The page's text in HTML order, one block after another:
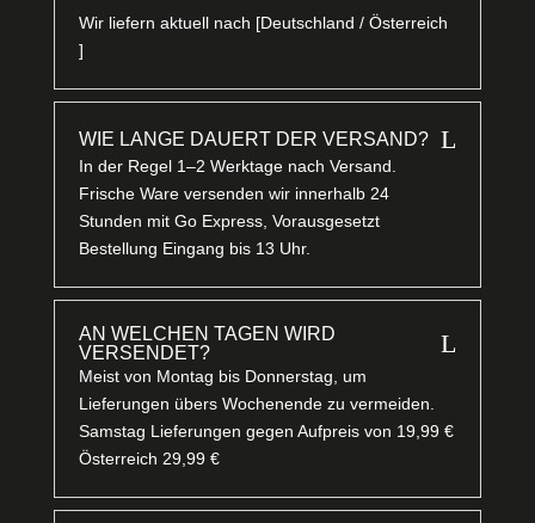
Wir liefern aktuell nach [Deutschland / Österreich
]
WIE LANGE DAUERT DER VERSAND? L
In der Regel 1–2 Werktage nach Versand.
Frische Ware versenden wir innerhalb 24
Stunden mit Go Express, Vorausgesetzt
Bestellung Eingang bis 13 Uhr.
AN WELCHEN TAGEN WIRD
VERSENDET?
L
Meist von Montag bis Donnerstag, um
Lieferungen übers Wochenende zu vermeiden.
Samstag Lieferungen gegen Aufpreis von 19,99 €
Österreich 29,99 €